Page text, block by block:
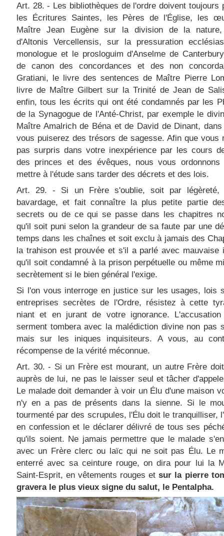
Art. 28. - Les bibliothèques de l'ordre doivent toujours
les Écritures Saintes, les Pères de l'Église, les
Maître Jean Eugène sur la division de la
d'Altonis Vercellensis, sur la pressuration
monologue et le prosloguim d'Anselme de
de canon des concordances et des non
Gratiani, le livre des sentences de Maître Pierre
livre de Maître Gilbert sur la Trinité de Jean de
enfin, tous les écrits qui ont été condamnés par les
de la Synagogue de l'Anté-Christ, par exemple le
Maître Amalrich de Béna et de David de Dinant,
vous puiserez des trésors de sagesse. Afin que vous
pas surpris dans votre inexpérience par les cours
des princes et des évêques, nous vous ordonnons
mettre à l'étude sans tarder des décrets et des lois.
Art. 29. - Si un Frère s'oublie, soit par légèreté,
bavardage, et fait connaître la plus petite partie
secrets ou de ce qui se passe dans les chapitres
qu'il soit puni selon la grandeur de sa faute par une
temps dans les chaînes et soit exclu à jamais des
la trahison est prouvée et s'il a parlé avec mauvaise
qu'il soit condamné à la prison perpétuelle ou même
secrètement si le bien général l'exige.
Si l'on vous interroge en justice sur les usages, lois
entreprises secrètes de l'Ordre, résistez à cette
niant et en jurant de votre ignorance.
serment tombera avec la malédiction divine non pas
mais sur les iniques inquisiteurs. A vous, au
récompense de la vérité méconnue.
Art. 30. - Si un Frère est mourant, un autre Frère
auprès de lui, ne pas le laisser seul et tâcher
Le malade doit demander à voir un Élu d'une maison
n'y en a pas de présents dans la sienne. Si le
tourmenté par des scrupules, l'Élu doit le tranquilliser,
en confession et le déclarer délivré de tous ses
qu'ils soient. Ne jamais permettre que le malade
avec un Frère clerc ou laïc qui ne soit pas Élu. Le
enterré avec sa ceinture rouge, on dira pour lui la
Saint-Esprit, en vêtements rouges etsur la pierre
gravera le plus vieux signe du salut, le Pentalpha.